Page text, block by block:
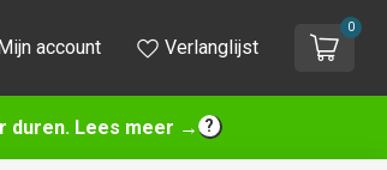
duren. Lees meer →
account Verlanglijst
0